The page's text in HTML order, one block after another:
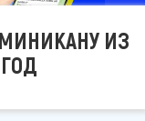
ИЗ